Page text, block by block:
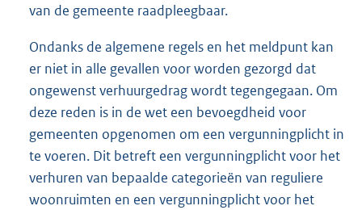
van de gemeente raadpleegbaar.
Ondanks de algemene regels en het meldpunt kan
er niet in alle gevallen voor worden gezorgd dat
ongewenst verhuurgedrag wordt tegengegaan. Om
deze reden is in de wet een bevoegdheid voor
gemeenten opgenomen om een vergunningplicht in
te voeren. Dit betreft een vergunningplicht voor het
verhuren van bepaalde categorieën van reguliere
woonruimten en een vergunningplicht voor het